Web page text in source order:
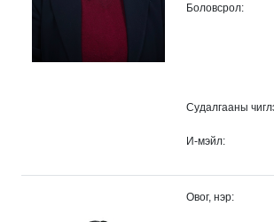
Боловсрол:
Судалгааны
И-мэйл:
Овог, нэр: